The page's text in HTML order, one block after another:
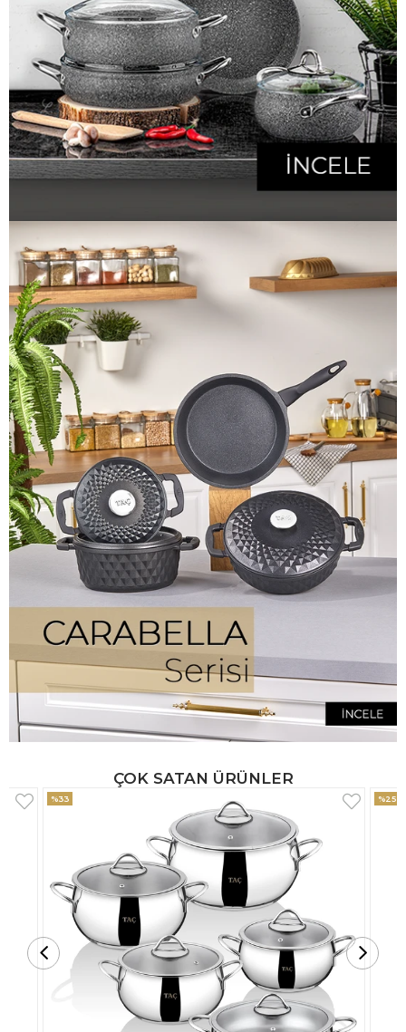
ÇOK SATAN ÜRÜNLER
%25 %33